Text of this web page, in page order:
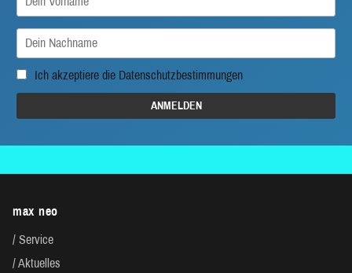
Ich akzeptiere die Datenschutzbestimmungen
max neo
Service
Aktuelles